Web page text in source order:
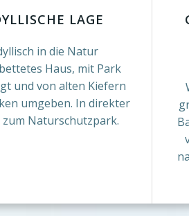
LAGE
in die Natur
Haus, mit Park
und von alten Kiefern
umgeben. In direkter
zum Naturschutzpark.